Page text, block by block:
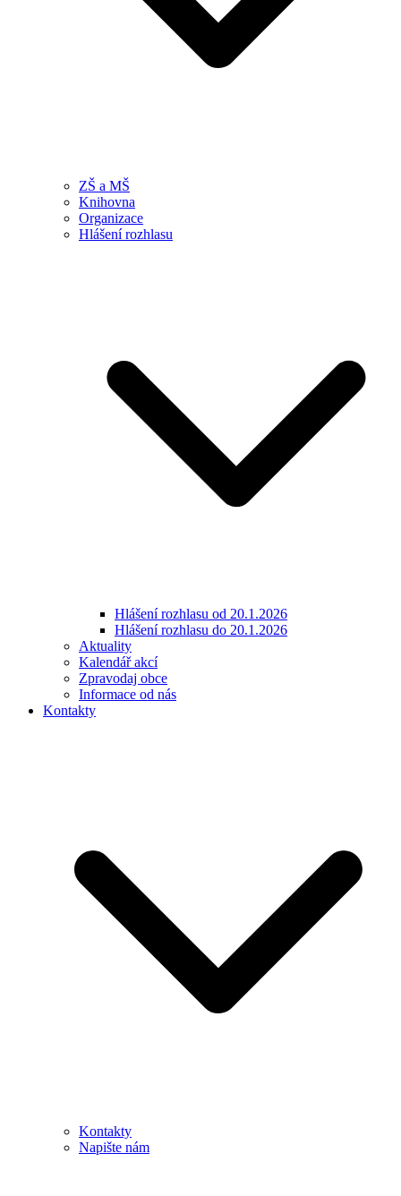
ZŠ a MŠ
Knihovna
Organizace
Hlášení rozhlasu
Hlášení rozhlasu od 20.1.2026
Hlášení rozhlasu do 20.1.2026
Aktuality
Kalendář akcí
Zpravodaj obce
Informace od nás
Kontakty
Kontakty
Napište nám